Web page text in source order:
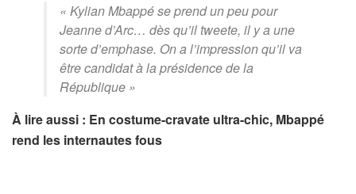
« Kylian Mbappé se prend un peu pour
Jeanne d’Arc… dès qu’il tweete, il y a une
sorte d’emphase. On a l’impression qu’il va
être candidat à la présidence de la
République »
À lire aussi : En costume-cravate ultra-chic, Mbappé
rend les internautes fous